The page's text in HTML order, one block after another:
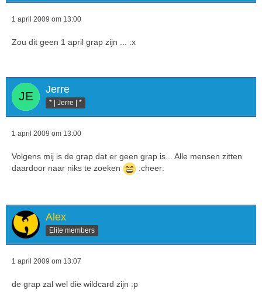
1 april 2009 om 13:00
Zou dit geen 1 april grap zijn ... :x
Jerre
* | Jerre | *
1 april 2009 om 13:00
Volgens mij is de grap dat er geen grap is... Alle mensen zitten
daardoor naar niks te zoeken
:cheer:
Alex
Elite members
1 april 2009 om 13:07
de grap zal wel die wildcard zijn :p